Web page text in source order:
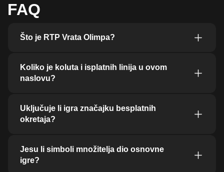
FAQ
Što je RTP Vrata Olimpa?
Koliko je koluta i isplatnih linija u ovom
naslovu?
Uključuje li igra značajku besplatnih
okretaja?
Jesu li simboli množitelja dio osnovne
igre?